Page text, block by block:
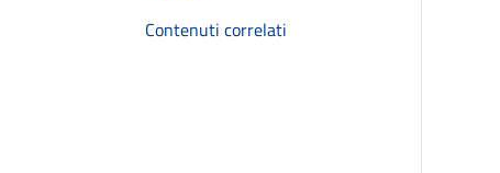
Contenuti correlati